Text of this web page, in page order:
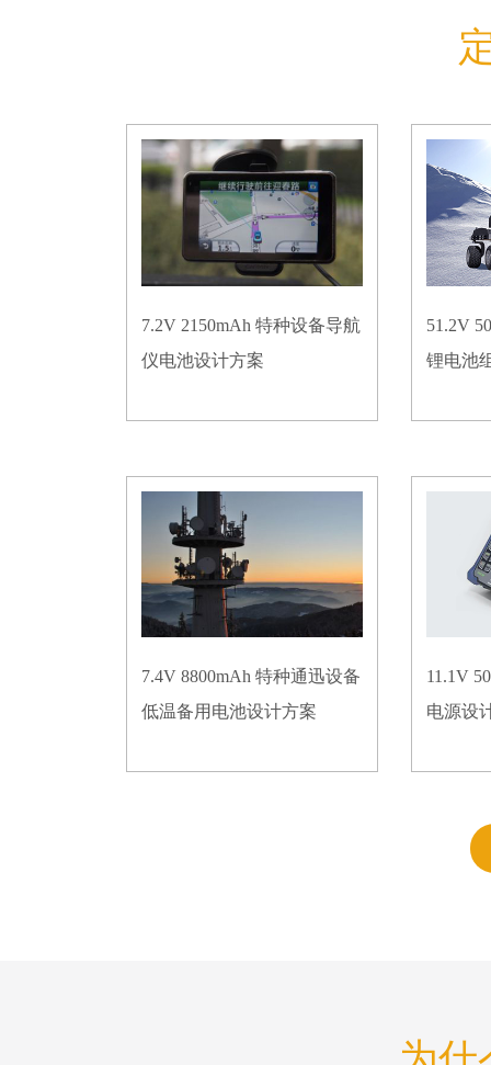
7.2V 2150mAh 特种设备导航
仪电池设计方案
51.2V
锂电池
7.4V 8800mAh 特种通迅设备
低温备用电池设计方案
11.1V
电源设